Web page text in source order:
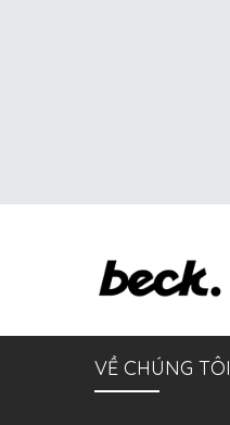
VỀ CHÚNG TÔI